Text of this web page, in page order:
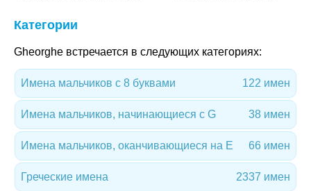
Категории
Gheorghe встречается в следующих категориях:
Имена мальчиков с 8 буквами 122 имен
Имена мальчиков, начинающиеся с G 38 имен
Имена мальчиков, оканчивающиеся на E 66 имен
Греческие имена 2337 имен